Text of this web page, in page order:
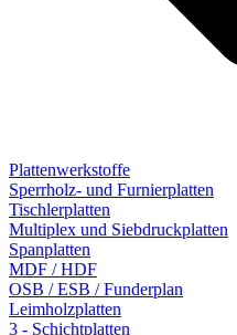
Plattenwerkstoffe
Sperrholz- und Furnierplatten
Tischlerplatten
Multiplex und Siebdruckplatten
Spanplatten
MDF / HDF
OSB / ESB / Funderplan
Leimholzplatten
3 - Schichtplatten